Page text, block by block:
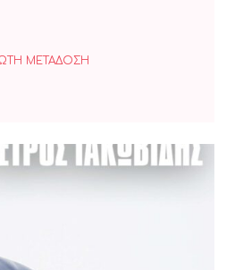
ΜΕΤΑΔΟΣΗ